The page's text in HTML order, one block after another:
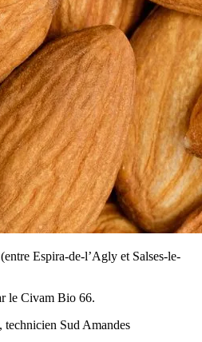
Espira-de-l’Agly et Salses-le-
le Civam Bio 66.
Sud Amandes